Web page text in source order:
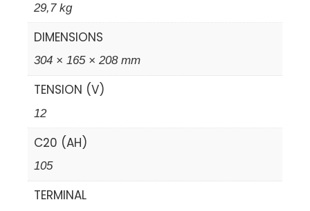
29,7 kg
DIMENSIONS
304 × 165 × 208 mm
TENSION (V)
12
C20 (AH)
105
TERMINAL